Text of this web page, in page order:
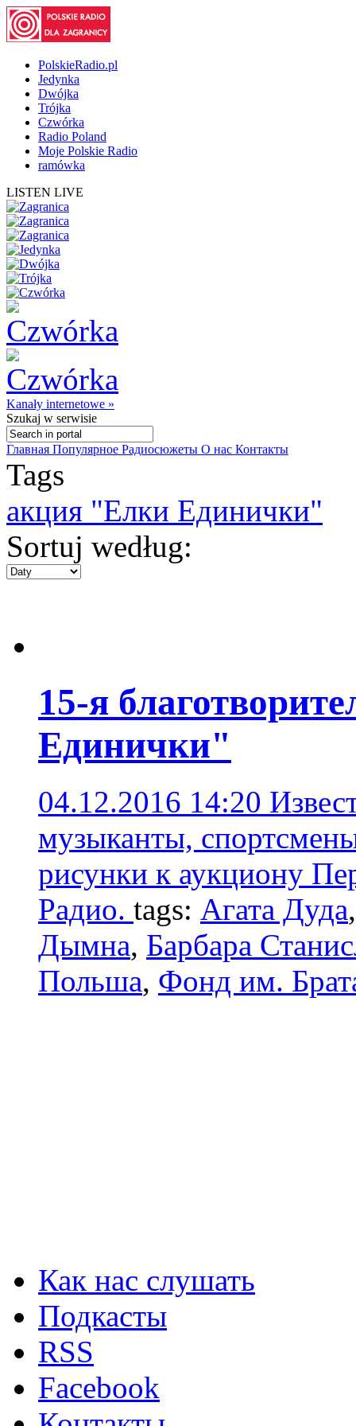
PolskieRadio.pl
Jedynka
Dwójka
Trójka
Czwórka
Radio Poland
Moje Polskie Radio
ramówka
LISTEN LIVE
Kanały internetowe »
Szukaj w serwisie
Главная Популярное Радиосюжеты О нас Контакты
Tags
акция "Елки Единички"
Sortuj według:
15-я
Единички"
04.12.2016 14:20
музыканты,
рисунки к аукциону
Радио. tags: Агата Дуда
Дымна, Барбара
Польша, Фонд им.
Как нас слушать
Подкасты
RSS
Facebook